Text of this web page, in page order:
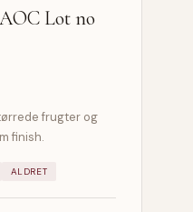
Lot no
frugter og
finish.
ALDRET